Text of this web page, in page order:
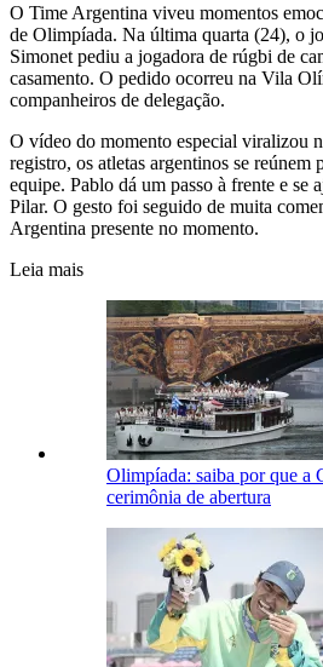
O Time Argentina viveu momentos
de Olimpíada. Na última quarta (24), o
Simonet pediu a jogadora de rúgbi de
casamento. O pedido ocorreu na Vila
companheiros de delegação.
O vídeo do momento especial viralizou
registro, os atletas argentinos se reúnem
equipe. Pablo dá um passo à frente e se
Pilar. O gesto foi seguido de muita
Argentina presente no momento.
Leia mais
Olimpíada: saiba por que a
cerimônia de abertura